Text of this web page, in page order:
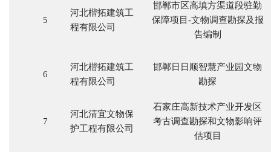
5
河北楷拓建筑工
程有限公司
邯郸市区高填方渠道段驻勤
保障项目 -文物调查勘探及报
告编制
6
河北楷拓建筑工
程有限公司
邯郸日日顺智慧产业园文物
勘探
7
河北清宜文物保
护工程有限公司
石家庄高新技术产业开发区
考古调查勘探和文物影响评
估项目